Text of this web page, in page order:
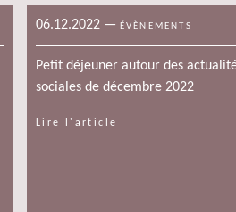
06.12.2022— ÉVÈNEMENTS
Petit déjeuner autour des
sociales de décembre 2022
Lire l'article